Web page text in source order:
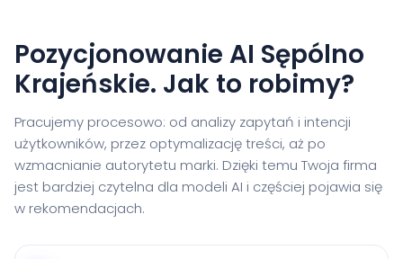
Pozycjonowanie AI Sępólno
Krajeńskie. Jak to robimy?
Pracujemy procesowo: od analizy zapytań i intencji
użytkowników, przez optymalizację treści, aż po
wzmacnianie autorytetu marki. Dzięki temu Twoja firma
jest bardziej czytelna dla modeli AI i częściej pojawia się
w rekomendacjach.